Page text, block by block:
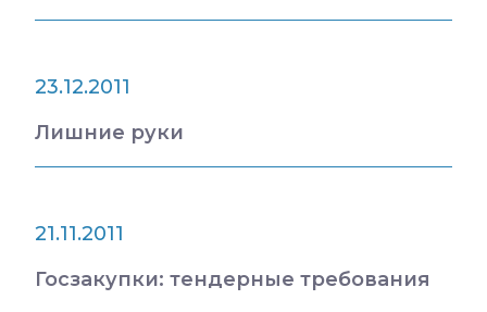
23.12.2011
Лишние руки
21.11.2011
Госзакупки: тендерные требования